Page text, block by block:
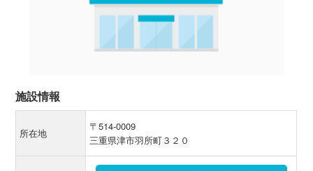
施設情報
所在地
〒514-0009
三重県津市羽所町３２０